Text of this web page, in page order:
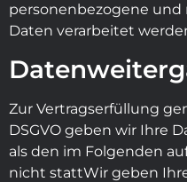
personenbezogene
Daten verarbeitet
Zur Vertragserfüllung
DSGVO geben wir Ihre
als den im Folgenden
nicht stattWir geben